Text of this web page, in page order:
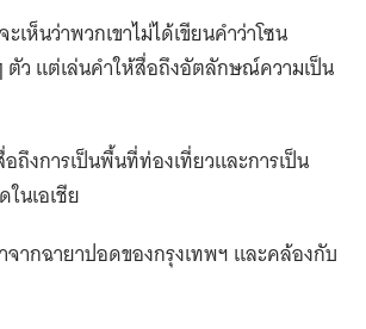
เห็นว่าพวกเขาไม่ได้เขียนคำว่าโซน
ว แต่เล่นคำให้สื่อถึงอัตลักษณ์ความเป็น
อถึงการเป็นพื้นที่ท่องเที่ยวและการเป็น
นเอเชีย
จากฉายาปอดของกรุงเทพฯ และคล้องกับ